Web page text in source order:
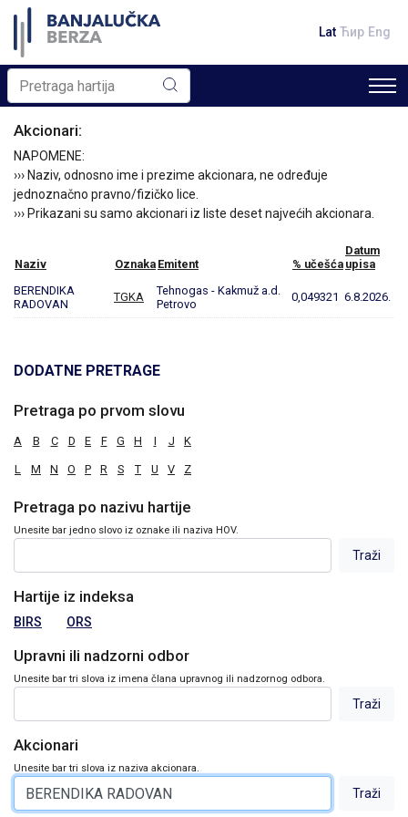
Lat Ћир Eng
Akcionari:
NAPOMENE:
››› Naziv, odnosno ime i prezime akcionara, ne određuje
jednoznačno pravno/fizičko lice.
››› Prikazani su samo akcionari iz liste deset najvećih akcionara.
Naziv Oznaka Emitent % učešća
Datum
upisa
BERENDIKA
RADOVAN
TGKA
Tehnogas - Kakmuž a.d.
Petrovo
0,049321 6.8.2026.
DODATNE PRETRAGE
Pretraga po prvom slovu
A B C D E F G H I J K
L M N O P R S T U V Z
Pretraga po nazivu hartije
Unesite bar jedno slovo iz oznake ili naziva HOV.
Hartije iz indeksa
BIRS ORS
Upravni ili nadzorni odbor
Unesite bar tri slova iz imena člana upravnog ili nadzornog odbora.
Akcionari
Unesite bar tri slova iz naziva akcionara.